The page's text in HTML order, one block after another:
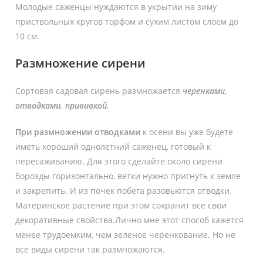
Молодые саженцы нуждаются в укрытии на зиму
приствольных кругов торфом и сухим листом слоем до
10 см.
Размножение сирени
Сортовая садовая сирень размножается черенками,
отводками, прививкой.
При размножении отводками к осени вы уже будете
иметь хороший однолетний саженец, готовый к
пересаживанию. Для этого сделайте около сирени
борозды горизонтально, ветки нужно пригнуть к земле
и закрепить. И из почек побега разовьются отводки.
Материнское растение при этом сохранит все свои
декоративные свойства.Лично мне этот способ кажется
менее трудоемким, чем зеленое черенкование. Но не
все виды сирени так размножаются.